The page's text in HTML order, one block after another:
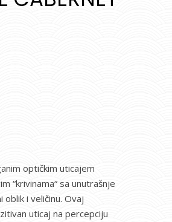
optičkim uticajem
“krivinama“ sa unutrašnje
i veličinu. Ovaj
uticaj na percepciju